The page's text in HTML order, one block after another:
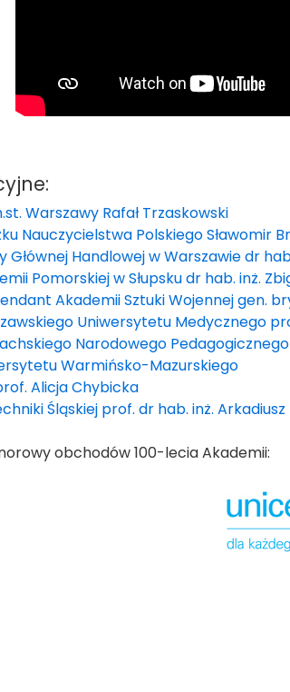
Warszawy Rafał Trzaskowski
Nauczycielstwa Polskiego Sławomir
Głównej Handlowej w Warszawie dr
Pomorskiej w Słupsku dr hab. inż.
Akademii Sztuki Wojennej gen.
Uniwersytetu Medycznego
Narodowego
Warmińsko-Mazurskiego
Alicja Chybicka
Śląskiej prof. dr hab. inż. Arkadiusz
obchodów 100-lecia Akademii: